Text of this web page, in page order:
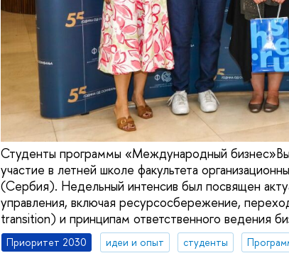
Студенты программы «Международный
участие в летней школе факультета
(Сербия). Недельный интенсив был посвящен
управления, включая ресурсосбережение,
transition) и принципам ответственного ведения
Приоритет 2030 идеи и опыт студенты